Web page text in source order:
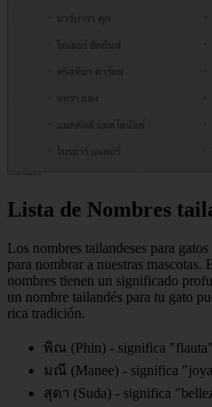
Lista de Nombres
Los nombres tailandeses para
para nombrar a nuestras mascotas.
nombres tienen un significado
un nombre tailandés para tu gato
rica tradición.
พิณ (Phin) - significa "flauta"
มณี (Manee) - significa
สุดา (Suda) - significa